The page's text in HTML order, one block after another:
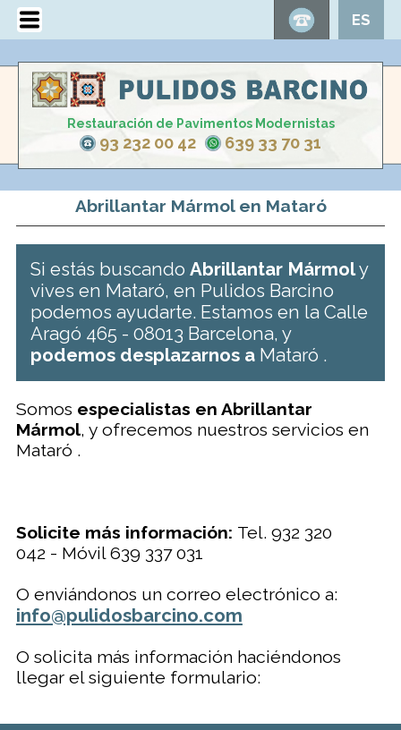
ES
Restauración de Pavimentos Modernistas
93 232 00 42 639 33 70 31
Abrillantar Mármol en Mataró
Si estás buscandoAbrillantar Mármoly
vives en Mataró, en Pulidos Barcino
podemos ayudarte. Estamos en la Calle
Aragó 465 - 08013 Barcelona, y
podemos desplazarnos a Mataró .
Somos especialistas en Abrillantar
Mármol, y ofrecemos nuestros servicios en
Mataró .
Solicite más información: Tel. 932 320
042 - Móvil 639 337 031
O enviándonos un correo electrónico a:
info@pulidosbarcino.com
O solicita más información haciéndonos
llegar el siguiente formulario: